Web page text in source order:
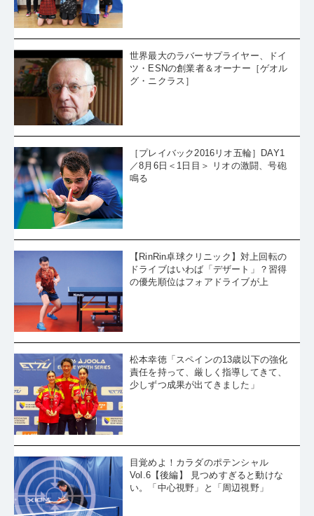
世界最大のラバーサプライヤー、ドイ
ツ・ESNの創業者＆オーナー［ゲオル
グ・ニクラス］
［プレイバック2016リオ五輪］DAY1
／8月6日＜1日目＞ リオの激闘、号砲
鳴る
【RinRin卓球クリニック】対上回転の
ドライブはいわば「デザート」？習得
の優先順位はフォアドライブが上
松本幸徳「スペインの13歳以下の強化
責任を持って、厳しく指導してきて、
少しずつ成果が出てきました」
目覚めよ！カラダのポテンシャル
Vol.6【後編】 見つめすぎると動けな
い。「中心視野」と「周辺視野」